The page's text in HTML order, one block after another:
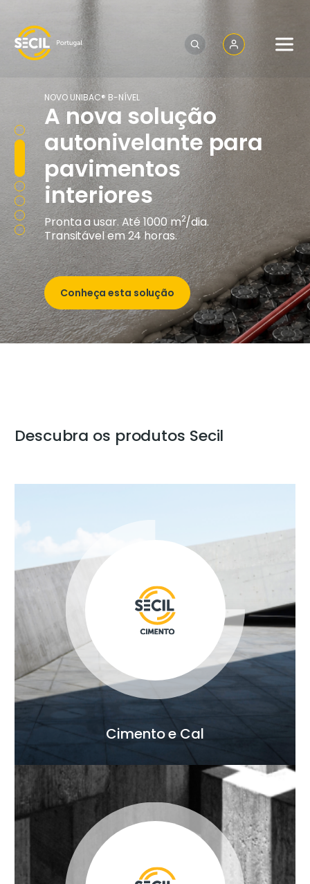
NOVO UNIBAC® B-NÍVEL
A nova solução
autonivelante para
pavimentos
interiores
Pronta a usar. Até 1000 m2/dia.
Transitável em 24 horas.
Conheça esta solução
Descubra os produtos Secil
Cimento e Cal